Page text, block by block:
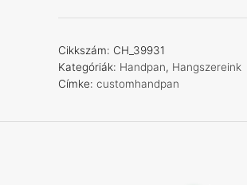
Night
Mist
Prémium
Handpan
Cikkszám: CH_39931
Kategóriák: Handpan, Hangszereink
Címke:customhandpan